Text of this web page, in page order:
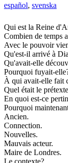
español, svenska
Qui est la Reine
Combien de temps
Avec le pouvoir
Qu'est-il arrivé à
Qu'avait-elle
Pourquoi fuyait-
À qui avait-elle fait
Quel était le
En quoi est-ce
Pourquoi
Ancien.
Connection.
Nouvelles.
Mauvais acteur.
Maire de Londres.
Le contexte?